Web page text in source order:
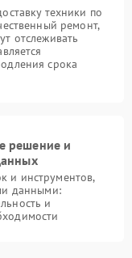
техники по
ремонт,
отслеживать
срока
решение и
и инструментов,
данными:
и